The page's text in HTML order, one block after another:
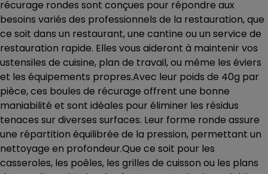
récurage rondes sont conçues pour répondre aux
besoins variés des professionnels de la restauration, que
ce soit dans un restaurant, une cantine ou un service de
restauration rapide. Elles vous aideront à maintenir vos
ustensiles de cuisine, plan de travail, ou même les éviers
et les équipements propres.Avec leur poids de 40g par
pièce, ces boules de récurage offrent une bonne
maniabilité et sont idéales pour éliminer les résidus
tenaces sur diverses surfaces. Leur forme ronde assure
une répartition équilibrée de la pression, permettant un
nettoyage en profondeur.Que ce soit pour les
casseroles, les poêles, les grilles de cuisson ou les plans